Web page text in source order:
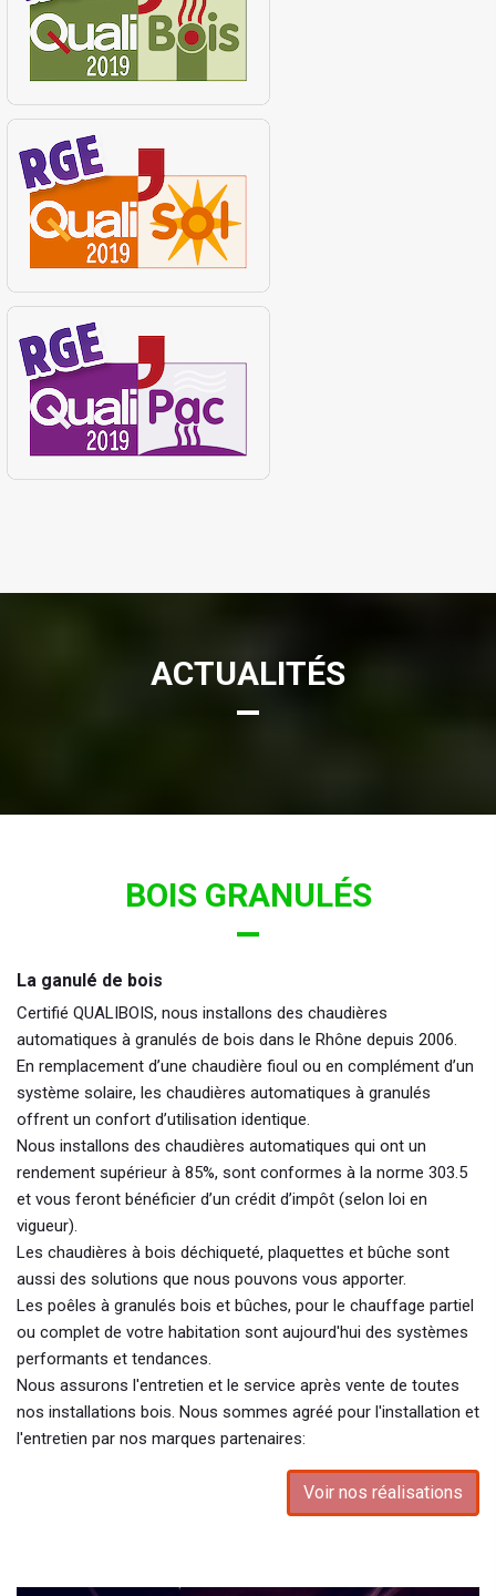
ACTUALITÉS
BOIS GRANULÉS
La ganulé de bois
Certifié QUALIBOIS, nous installons des chaudières
automatiques à granulés de bois dans le Rhône depuis 2006.
En remplacement d’une chaudière fioul ou en complément d’un
système solaire, les chaudières automatiques à granulés
offrent un confort d’utilisation identique.
Nous installons des chaudières automatiques qui ont un
rendement supérieur à 85%, sont conformes à la norme 303.5
et vous feront bénéficier d’un crédit d’impôt (selon loi en
vigueur).
Les chaudières à bois déchiqueté, plaquettes et bûche sont
aussi des solutions que nous pouvons vous apporter.
Les poêles à granulés bois et bûches, pour le chauffage partiel
ou complet de votre habitation sont aujourd'hui des systèmes
performants et tendances.
Nous assurons l'entretien et le service après vente de toutes
nos installations bois. Nous sommes agréé pour l'installation et
l'entretien par nos marques partenaires:
Voir nos réalisations